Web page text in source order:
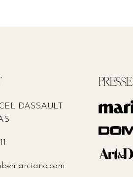
DASSAULT
PRESSE